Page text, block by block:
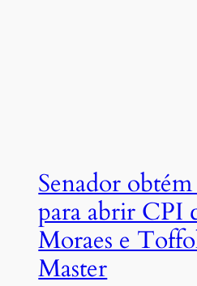
Senador obtém
para abrir CPI
Moraes e
Master